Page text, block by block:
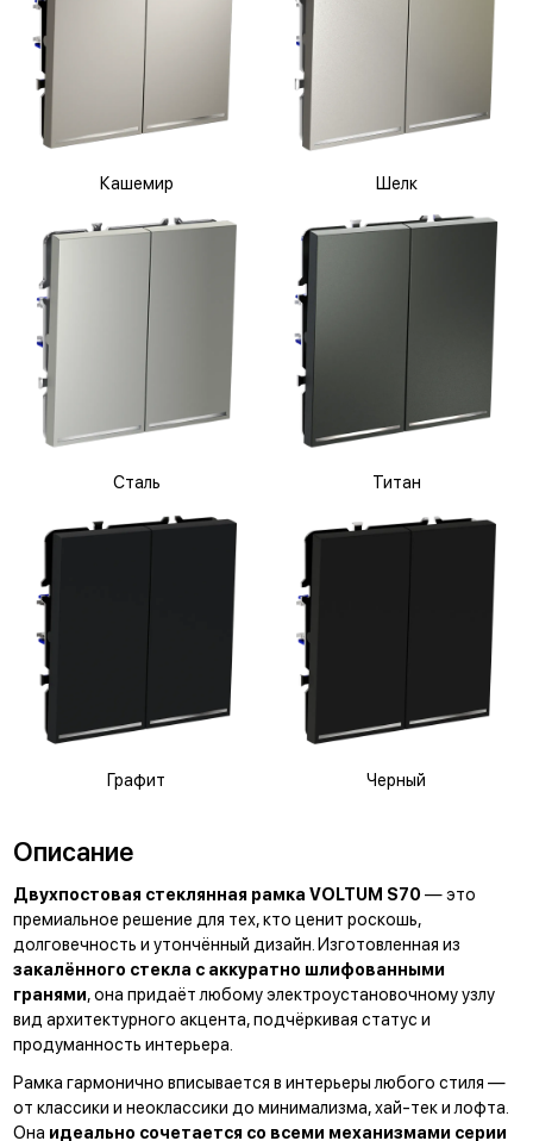
Кашемир Шелк
Сталь Титан
Графит Черный
Описание
Двухпостовая стеклянная рамка VOLTUM S70 — это
премиальное решение для тех, кто ценит роскошь,
долговечность и утончённый дизайн. Изготовленная из
закалённого стекла с аккуратно шлифованными
гранями, она придаёт любому электроустановочному узлу
вид архитектурного акцента, подчёркивая статус и
продуманность интерьера.
Рамка гармонично вписывается в интерьеры любого стиля —
от классики и неоклассики до минимализма, хай-тек и лофта.
Она идеально сочетается со всеми механизмами серии